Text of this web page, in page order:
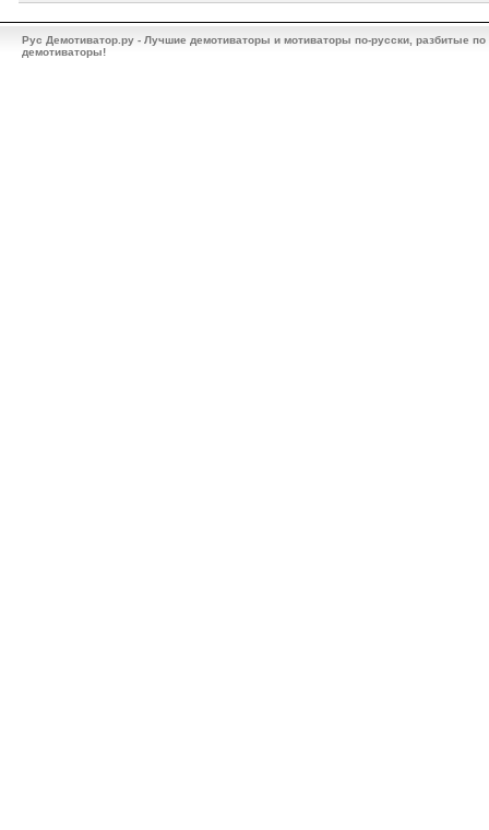
Рус Демотиватор.ру - Лучшие демотиваторы и мотиваторы по-русски, разбитые
демотиваторы!